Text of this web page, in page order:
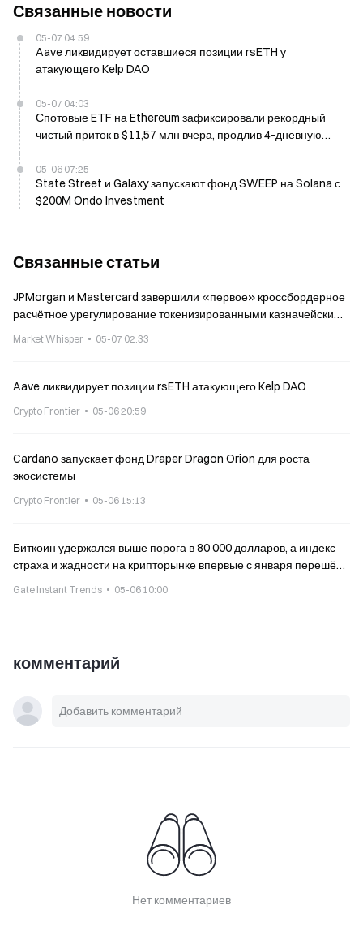
Связанные новости
05-07 04:59
Aave ликвидирует оставшиеся позиции rsETH у
атакующего Kelp DAO
05-07 04:03
Спотовые ETF на Ethereum зафиксировали рекордный
чистый приток в $11,57 млн вчера, продлив 4-дневную
05-06 07:25
State Street и Galaxy запускают фонд SWEEP на Solana с
$200M Ondo Investment
Связанные статьи
JPMorgan и Mastercard завершили «первое» кроссбордерное
расчётное урегулирование токенизированными казначейскими
Market Whisper 05-07 02:33
Aave ликвидирует позиции rsETH атакующего Kelp DAO
Crypto Frontier 05-06 20:59
Cardano запускает фонд Draper Dragon Orion для роста
экосистемы
Crypto Frontier 05-06 15:13
Биткоин удержался выше порога в 80 000 долларов, а индекс
страха и жадности на крипторынке впервые с января перешёл
Gate Instant Trends 05-06 10:00
комментарий
Нет комментариев